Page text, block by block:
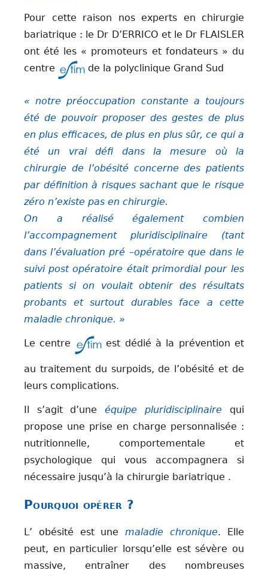
Pour cette raison nos experts en chirurgie
bariatrique : le Dr D’ERRICO et le Dr FLAISLER
ont été les « promoteurs et fondateurs » du
centre
de la polyclinique Grand Sud
« notre préoccupation constante a toujours
été de pouvoir proposer des gestes de plus
en plus efficaces, de plus en plus sûr, ce qui a
été un vrai défi dans la mesure où la
chirurgie de l’obésité concerne des patients
par définition à risques sachant que le risque
zéro n’existe pas en chirurgie.
On a réalisé également combien
l’accompagnement pluridisciplinaire (tant
dans l’évaluation pré –opératoire que dans le
suivi post opératoire était primordial pour les
patients si on voulait obtenir des résultats
probants et surtout durables face a cette
maladie chronique. »
Le centre est dédié à la prévention et
au traitement du surpoids, de l’obésité et de
leurs complications.
Il s’agit d’une équipe pluridisciplinaire qui
propose une prise en charge personnalisée :
nutritionnelle, comportementale et
psychologique qui vous accompagnera si
nécessaire jusqu’à la chirurgie bariatrique .
Pourquoi opérer ?
L’ obésité est une maladie chronique. Elle
peut, en particulier lorsqu’elle est sévère ou
massive, entraîner des nombreuses